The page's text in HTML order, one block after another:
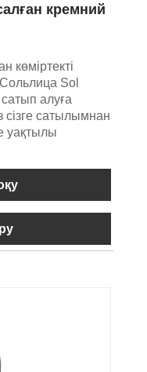
кремний
көміртекті
Sol
алуға
сізге сатылымнан
уақтылы